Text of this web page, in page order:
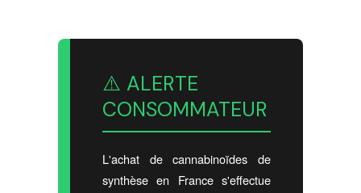
⚠️ ALERTE
CONSOMMATEUR
L'achat de cannabinoïdes de
synthèse en France s'effectue